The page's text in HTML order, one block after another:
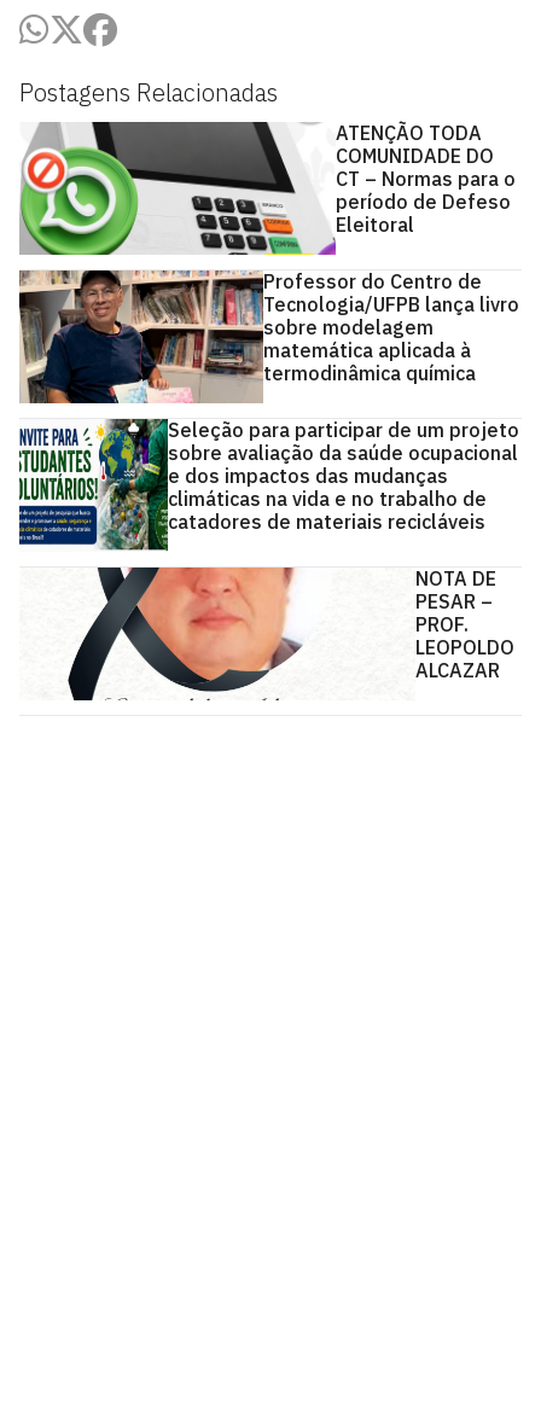
Postagens Relacionadas
ATENÇÃO TODA
COMUNIDADE DO
CT – Normas para o
período de Defeso
Eleitoral
Professor do Centro de
Tecnologia/UFPB lança livro
sobre modelagem
matemática aplicada à
termodinâmica química
Seleção para participar de um projeto
sobre avaliação da saúde ocupacional
e dos impactos das mudanças
climáticas na vida e no trabalho de
catadores de materiais recicláveis
NOTA DE
PESAR –
PROF.
LEOPOLDO
ALCAZAR